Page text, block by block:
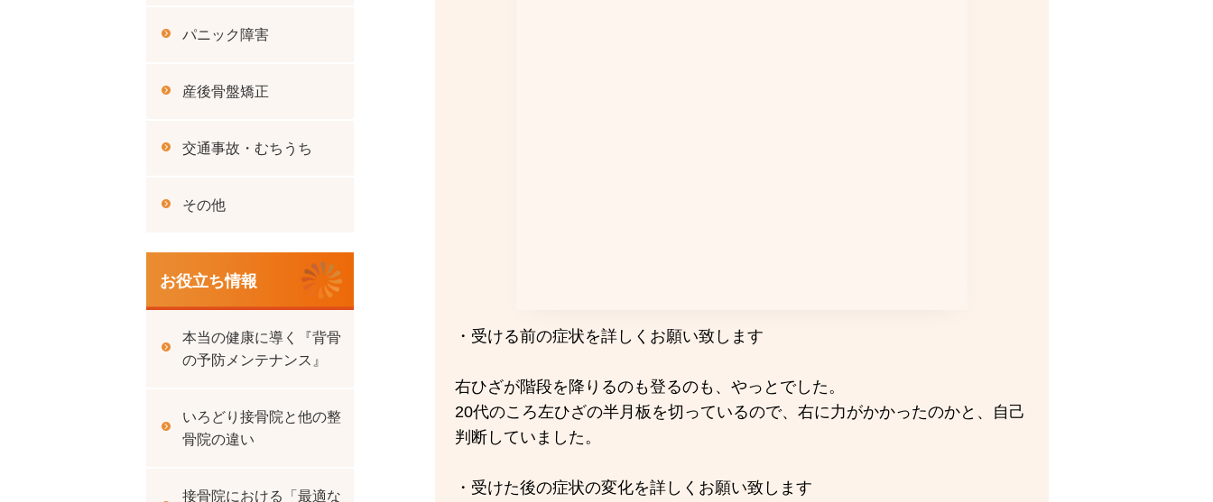
・受ける前の症状を詳しくお願い致します
右ひざが階段を降りるのも登るのも、やっとでした。
20代のころ左ひざの半月板を切っているので、右に力がかかったのかと、自己
判断していました。
・受けた後の症状の変化を詳しくお願い致します
パニック障害
産後骨盤矯正
交通事故・むちうち
その他
お役立ち情報
本当の健康に導く『背骨
の予防メンテナンス』
いろどり接骨院と他の整
骨院の違い
接骨院における「最適な